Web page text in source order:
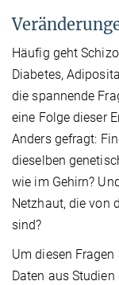
Häufig geht
Diabetes,
die spannende
eine Folge dieser
Anders gefragt:
dieselben
wie im Gehirn?
Netzhaut, die von
sind?
Um diesen
Daten aus